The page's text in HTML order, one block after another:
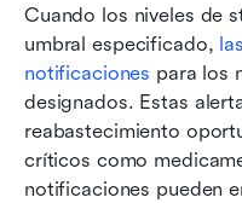
Cuando los niveles de
umbral especificado,
notificaciones para los
designados. Estas
reabastecimiento
críticos como
notificaciones pueden